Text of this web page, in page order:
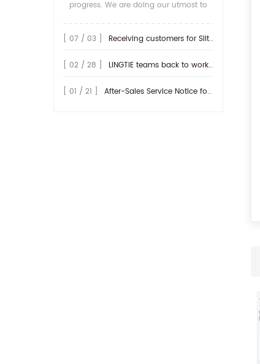
progress. We are doing our utmost to
earliest possible time.
[ 07 / 03 ] Receiving customers for Slitting machine with differential Slip Shaft
[ 02 / 28 ] LINGTIE teams back to work at Feb.25th.
[ 01 / 21 ] After-Sales Service Notice for Turkey Region